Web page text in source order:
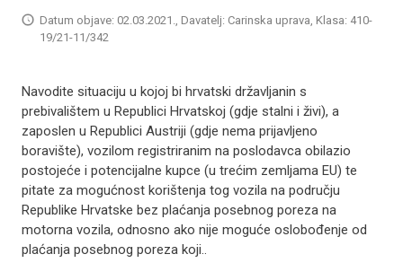
Datum objave: 02.03.2021., Davatelj: Carinska uprava, Klasa: 410-
19/21-11/342
Navodite situaciju u kojoj bi hrvatski državljanin s
prebivalištem u Republici Hrvatskoj (gdje stalni i živi), a
zaposlen u Republici Austriji (gdje nema prijavljeno
boravište), vozilom registriranim na poslodavca obilazio
postojeće i potencijalne kupce (u trećim zemljama EU) te
pitate za mogućnost korištenja tog vozila na području
Republike Hrvatske bez plaćanja posebnog poreza na
motorna vozila, odnosno ako nije moguće oslobođenje od
plaćanja posebnog poreza koji..